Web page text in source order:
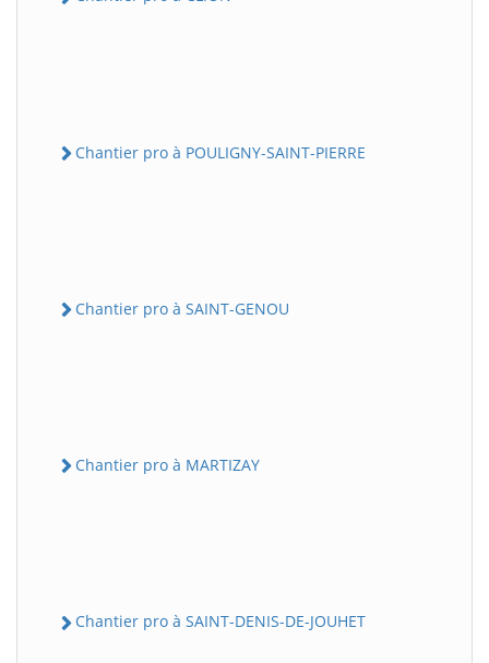
Chantier pro à POULIGNY-SAINT-PIERRE
Chantier pro à SAINT-GENOU
Chantier pro à MARTIZAY
Chantier pro à SAINT-DENIS-DE-JOUHET